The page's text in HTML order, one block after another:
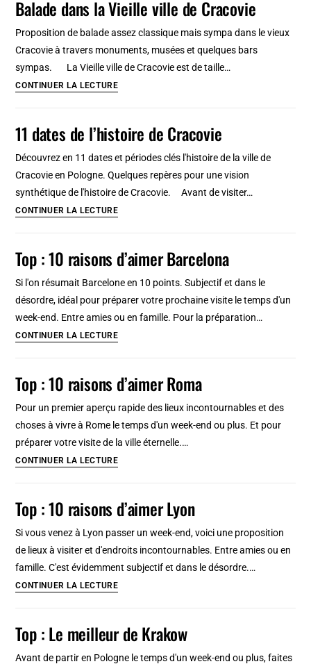
Rome,
quartier
populaire
et
8e
Balade dans la Vieille ville de Cracovie
Proposition de balade assez classique mais sympa dans le vieux
Cracovie à travers monuments, musées et quelques bars
sympas. La Vieille ville de Cracovie est de taille…
CONTINUER LA LECTUREBalade
Vieille
ville
de
Cracovie
11 dates de l’histoire de Cracovie
Découvrez en 11 dates et périodes clés l'histoire de la ville de
Cracovie en Pologne. Quelques repères pour une vision
synthétique de l'histoire de Cracovie. Avant de visiter…
CONTINUER LA LECTURE11
l’histoire
de
Cracovie
Top : 10 raisons d’aimer Barcelona
Si l'on résumait Barcelone en 10 points. Subjectif et dans le
désordre, idéal pour préparer votre prochaine visite le temps d'un
week-end. Entre amies ou en famille. Pour la préparation…
CONTINUER LA LECTURETop
raisons
d’aimer
Barcelona
Top : 10 raisons d’aimer Roma
Pour un premier aperçu rapide des lieux incontournables et des
choses à vivre à Rome le temps d'un week-end ou plus. Et pour
préparer votre visite de la ville éternelle.…
CONTINUER LA LECTURETop
raisons
d’aimer
Roma
Top : 10 raisons d’aimer Lyon
Si vous venez à Lyon passer un week-end, voici une proposition
de lieux à visiter et d'endroits incontournables. Entre amies ou en
famille. C'est évidemment subjectif et dans le désordre.…
CONTINUER LA LECTURETop
raisons
d’aimer
Top : Le meilleur de Krakow
Avant de partir en Pologne le temps d'un week-end ou plus, faites